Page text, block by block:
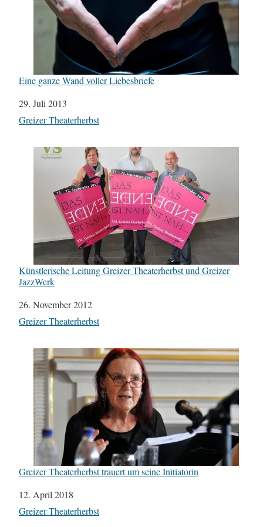
Eine ganze Wand voller Liebesbriefe
Datum
29. Juli 2013
In Bezug auf
Greizer Theaterherbst
Künstlerische Leitung Greizer Theaterherbst und Greizer
JazzWerk
Datum
26. November 2012
In Bezug auf
Greizer Theaterherbst
Greizer Theaterherbst trauert um seine Initiatorin
Datum
12. April 2018
In Bezug auf
Greizer Theaterherbst